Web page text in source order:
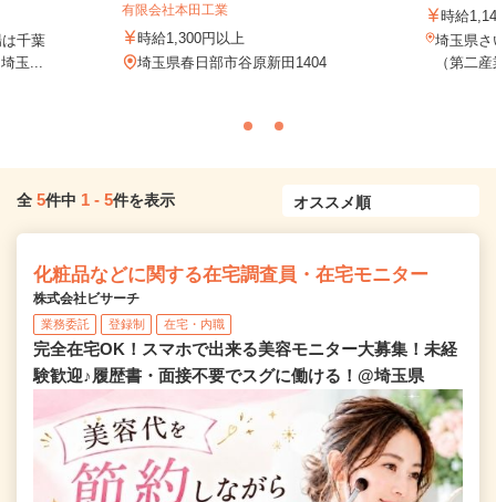
千葉
玉...
有限会社本田工業
時給1,300円以上
埼玉県春日部市谷原新田1404
時給
埼玉県さ
（第二
全 5件中 1 - 5件を表示
化粧品などに関する在宅調査員・在宅モニター
株式会社ビサーチ
業務委託 登録制 在宅・内職
完全在宅OK！スマホで出来る美容モニター大募集！未経
験歓迎♪履歴書・面接不要でスグに働ける！@埼玉県